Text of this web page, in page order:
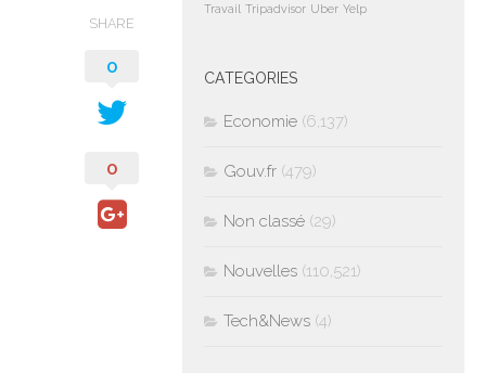
SHARE
0
0
Travail Tripadvisor Uber Yelp
CATEGORIES
Economie (6,137)
Gouv.fr (479)
Non classé (29)
Nouvelles (110,521)
Tech&News (4)